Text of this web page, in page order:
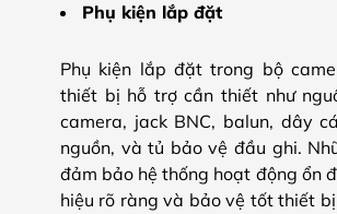
Phụ kiện lắp đặt
Phụ kiện lắp đặt trong bộ
thiết bị hỗ trợ cần thiết như
camera, jack BNC, balun, dây
nguồn, và tủ bảo vệ đầu ghi.
đảm bảo hệ thống hoạt động ổn
hiệu rõ ràng và bảo vệ tốt thiết